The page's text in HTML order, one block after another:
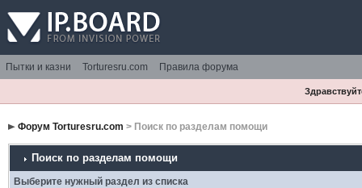
Пытки и казни Torturesru.com Правила форума
Форум Torturesru.com > Поиск по разделам помощи
Поиск по разделам помощи
Выберите нужный раздел из списка